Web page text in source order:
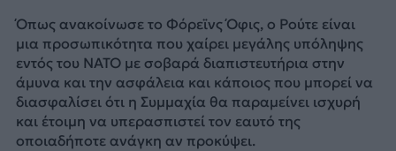
Όπως ανακοίνωσε το Φόρεϊνς Όφις, ο Ρούτε είναι
μια προσωπικότητα που χαίρει μεγάλης υπόληψης
εντός του NATO με σοβαρά διαπιστευτήρια στην
άμυνα και την ασφάλεια και κάποιος που μπορεί να
διασφαλίσει ότι η Συμμαχία θα παραμείνει ισχυρή
και έτοιμη να υπερασπιστεί τον εαυτό της
οποιαδήποτε ανάγκη αν προκύψει.